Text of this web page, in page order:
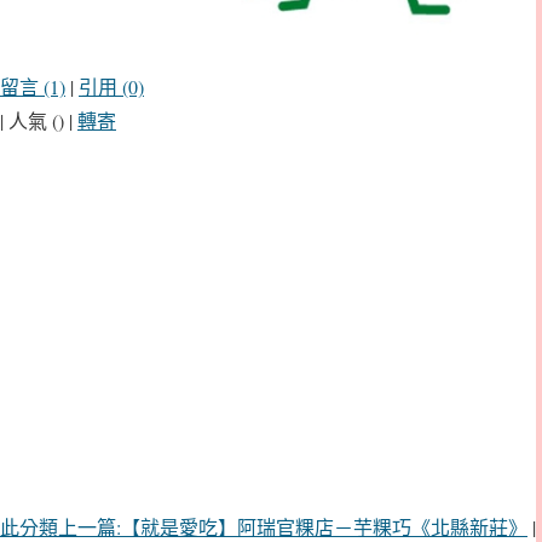
留言 (1) | 引用 (0)
| 人氣 () |轉寄
此分類上一篇:【就是愛吃】阿瑞官粿店－芋粿巧《北縣新莊》
|